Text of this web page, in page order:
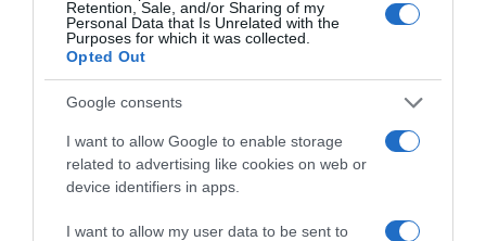
Retention, Sale, and/or Sharing of my
Personal Data that Is Unrelated with the
Purposes for which it was collected.
Opted Out
Google consents
I want to allow Google to enable storage
related to advertising like cookies on web or
device identifiers in apps.
I want to allow my user data to be sent to
Live ενημέρωση για Κηφισό, Αττική Οδό και κέντρο Αθήνας από το
paron.gr
ΤΟ ΠΑΡΟΝ ΤΗΣ ΚΥΡΙΑΚΗΣ